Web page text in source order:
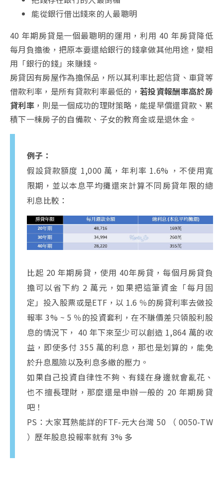
能從銀行借出錢來的人最聰明
40 年期房貸是一個最聰明的運用，利用 40 年房貸降低
每月負擔後，把原本要還給銀行的錢拿做其他用途，變相
用「銀行的錢」來賺錢。
房貸因有房屋作為擔保品，所以其利率比起信貸、車貸等
借款利率，是所有貸款利率最低的，若投資報酬率高於房
貸利率，則是一個成功的理財策略，能提早償還貸款、累
積下一棟房子的自備款、子女的教育金或是退休金。
例子：
假設貸款額度 1,000 萬，年利率 1.6% ，不使用寬
限期，並以本息平均攤還來計算不同房貸年限的總
利息比較：
比起 20 年期房貸，使用 40年房貸，每個月房貸負
擔可以省下約 2 萬元，如果把這筆資金「每月固
定」投入股票或是ETF，以 1.6 ％的房貸利率去做投
報率 3% ~ 5 ％的投資套利，在不賺價差只領股利股
息的情況下， 40 年下來至少可以創造 1,864 萬的收
益，即使多付 355 萬的利息，那也是划算的，能免
於升息風險以及利息多繳的壓力。
如果自己投資自律性不夠、有錢在身邊就會亂花、
也不擅長理財，那麼還是申辦一般的 20 年期房貸
吧！
PS：大家耳熟能詳的FTF-元大台灣 50 （ 0050-TW
）歷年股息投報率就有 3% 多